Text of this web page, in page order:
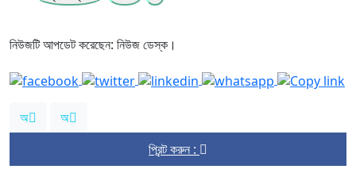
নিউজটি আপডেট করেছেন: নিউজ ডেস্ক।
অ
অ
প্রিন্ট করুন :